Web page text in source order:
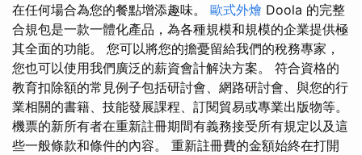
在任何場合為您的餐點增添趣味。 歐式外燴 Doola 的完整
合規包是一款一體化產品，為各種規模和規模的企業提供極
其全面的功能。 您可以將您的擔憂留給我們的稅務專家，
您也可以使用我們廣泛的薪資會計解決方案。 符合資格的
教育扣除額的常見例子包括研討會、網路研討會、與您的行
業相關的書籍、技能發展課程、訂閱貿易或專業出版物等。
機票的新所有者在重新註冊期間有義務接受所有規定以及這
些一般條款和條件的內容。 重新註冊費的金額始終在打開